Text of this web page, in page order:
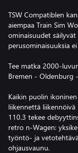
TSW Compatiblen
aiempaa Train Sim
ominaisuudet
perusominaisuuksia
Tee matka 2000-
Bremen - Oldenburg
Kaikin puolin
liikennettä
110.3 tekee
retro n-Wagen:
työntö- ja
ohjausvaunu.